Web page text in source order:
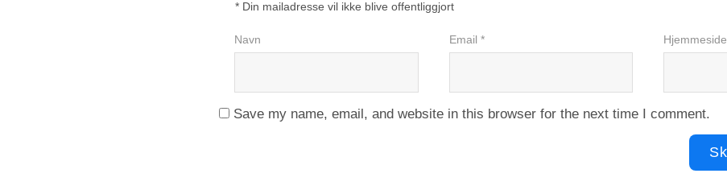
* Din mailadresse vil ikke blive offentliggjort
Navn Email * Hjemmeside
Save my name, email, and website in this browser for the next time I comment.